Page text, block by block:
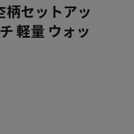
セットアッ
軽量 ウォッ